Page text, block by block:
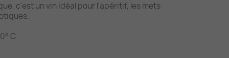
c'est un vin idéal pour l'apéritif, les mets
C